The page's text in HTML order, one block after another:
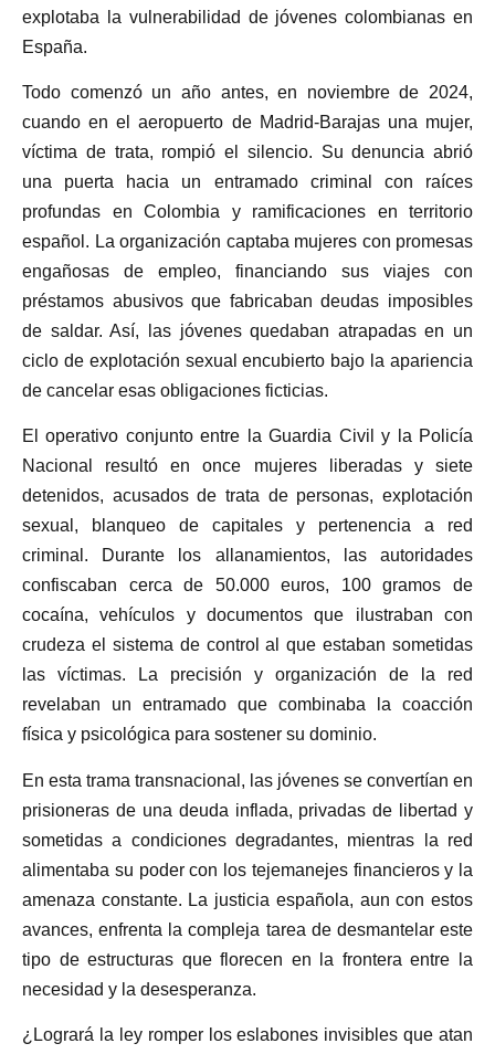
explotaba la vulnerabilidad de jóvenes colombianas en
España.
Todo comenzó un año antes, en noviembre de 2024,
cuando en el aeropuerto de Madrid-Barajas una mujer,
víctima de trata, rompió el silencio. Su denuncia abrió
una puerta hacia un entramado criminal con raíces
profundas en Colombia y ramificaciones en territorio
español. La organización captaba mujeres con promesas
engañosas de empleo, financiando sus viajes con
préstamos abusivos que fabricaban deudas imposibles
de saldar. Así, las jóvenes quedaban atrapadas en un
ciclo de explotación sexual encubierto bajo la apariencia
de cancelar esas obligaciones ficticias.
El operativo conjunto entre la Guardia Civil y la Policía
Nacional resultó en once mujeres liberadas y siete
detenidos, acusados de trata de personas, explotación
sexual, blanqueo de capitales y pertenencia a red
criminal. Durante los allanamientos, las autoridades
confiscaban cerca de 50.000 euros, 100 gramos de
cocaína, vehículos y documentos que ilustraban con
crudeza el sistema de control al que estaban sometidas
las víctimas. La precisión y organización de la red
revelaban un entramado que combinaba la coacción
física y psicológica para sostener su dominio.
En esta trama transnacional, las jóvenes se convertían en
prisioneras de una deuda inflada, privadas de libertad y
sometidas a condiciones degradantes, mientras la red
alimentaba su poder con los tejemanejes financieros y la
amenaza constante. La justicia española, aun con estos
avances, enfrenta la compleja tarea de desmantelar este
tipo de estructuras que florecen en la frontera entre la
necesidad y la desesperanza.
¿Logrará la ley romper los eslabones invisibles que atan